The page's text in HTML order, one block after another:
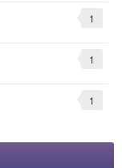
1
1
1